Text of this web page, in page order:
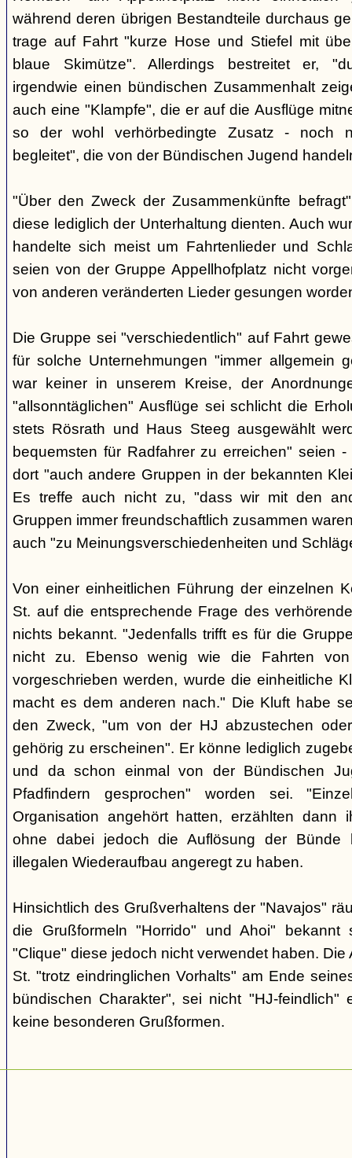
während deren übrigen Bestandteile durchaus
trage auf Fahrt "kurze Hose und Stiefel mit
blaue Skimütze". Allerdings bestreitet er,
irgendwie einen bündischen Zusammenhalt
auch eine "Klampfe", die er auf die Ausflüge
so der wohl verhörbedingte Zusatz - noch
begleitet", die von der Bündischen Jugend
"Über den Zweck der Zusammenkünfte
diese lediglich der Unterhaltung dienten. Auch
handelte sich meist um Fahrtenlieder und
seien von der Gruppe Appellhofplatz nicht
von anderen veränderten Lieder gesungen
Die Gruppe sei "verschiedentlich" auf Fahrt
für solche Unternehmungen "immer allgemein
war keiner in unserem Kreise, der
"allsonntäglichen" Ausflüge sei schlicht die
stets Rösrath und Haus Steeg ausgewählt
bequemsten für Radfahrer zu erreichen" seien
dort "auch andere Gruppen in der bekannten
Es treffe auch nicht zu, "dass wir mit den
Gruppen immer freundschaftlich zusammen
auch "zu Meinungsverschiedenheiten und
Von einer einheitlichen Führung der einzelnen
St. auf die entsprechende Frage des
nichts bekannt. "Jedenfalls trifft es für die
nicht zu. Ebenso wenig wie die Fahrten
vorgeschrieben werden, wurde die einheitliche
macht es dem anderen nach." Die Kluft habe
den Zweck, "um von der HJ abzustechen
gehörig zu erscheinen". Er könne lediglich
und da schon einmal von der Bündischen
Pfadfindern gesprochen" worden sei.
Organisation angehört hatten, erzählten dann
ohne dabei jedoch die Auflösung der Bünde
illegalen Wiederaufbau angeregt zu haben.
Hinsichtlich des Grußverhaltens der "Navajos"
die Grußformeln "Horrido" und Ahoi" bekannt
"Clique" diese jedoch nicht verwendet haben. Die
St. "trotz eindringlichen Vorhalts" am Ende
bündischen Charakter", sei nicht "HJ-feindlich"
keine besonderen Grußformen.